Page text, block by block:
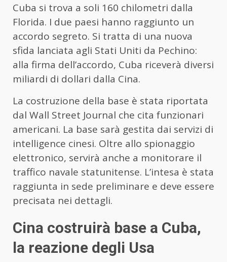
Cuba si trova a soli 160 chilometri dalla
Florida. I due paesi hanno raggiunto un
accordo segreto. Si tratta di una nuova
sfida lanciata agli Stati Uniti da Pechino:
alla firma dell’accordo, Cuba riceverà diversi
miliardi di dollari dalla Cina.
La costruzione della base è stata riportata
dal Wall Street Journal che cita funzionari
americani. La base sarà gestita dai servizi di
intelligence cinesi. Oltre allo spionaggio
elettronico, servirà anche a monitorare il
traffico navale statunitense. L’intesa è stata
raggiunta in sede preliminare e deve essere
precisata nei dettagli.
Cina costruirà base a Cuba,
la reazione degli Usa